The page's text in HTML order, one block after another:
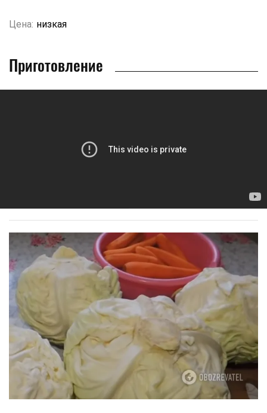
Цена: низкая
Приготовление